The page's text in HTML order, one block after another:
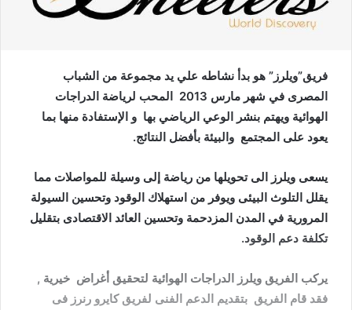
فريق”ويلرز” هو بدأ نشاطه علي يد مجموعة من الشباب
المصرى في شهر مارس 2013 المحب لرياضة الدراجات
الهوائية ويهتم بنشر الوعي الرياضي بها و الإستفادة منها بما
يعود على المجتمع والبيئة بأفضل النتائج.
يسعى ويلرز الى تحويلها من رياضة إلى وسيلة للمواصلات مما
يقلل التلوث البيئى ويوفر من استهلاك الوقود وتحسين السيولة
المرورية في المدن المزدحمة وتحسين العائد الاقتصادى بتقليل
تكلفة دعم الوقود.
يركب الفريق ويلرز الدراجات الهوائية لتحقيق أغراض خيرية ,
فقد قام الفريق بتقديم الدعم الفنى لفريق كايرو رنرز فى